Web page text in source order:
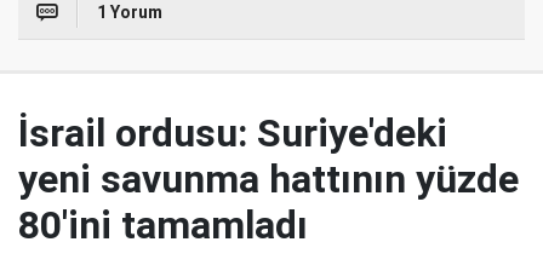
1 Yorum
İsrail ordusu: Suriye'deki
yeni savunma hattının yüzde
80'ini tamamladı